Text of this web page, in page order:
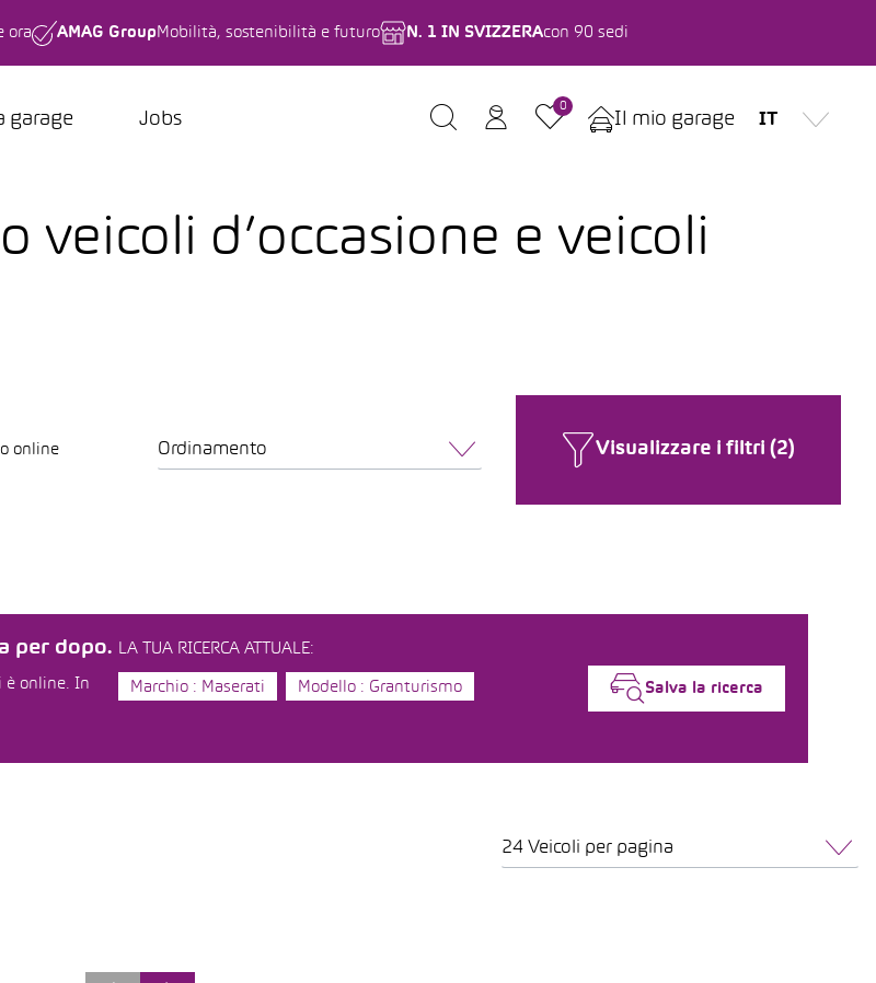
ora AMAG Group Mobilità, sostenibilità e futuro N. 1 IN SVIZZERAcon 90 sedi
garage Jobs
0
Il mio garage IT
veicoli d’occasione e veicoli
online Ordinamento Visualizzare i filtri (2)
per dopo.
è online. In
LA TUA RICERCA ATTUALE:
Marchio : Maserati Modello : Granturismo Salva la ricerca
24 Veicoli per pagina